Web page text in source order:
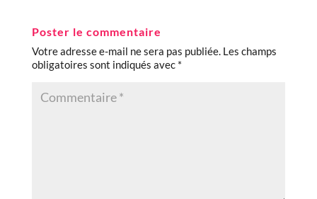
Poster le commentaire
Votre adresse e-mail ne sera pas publiée. Les champs
obligatoires sont indiqués avec *